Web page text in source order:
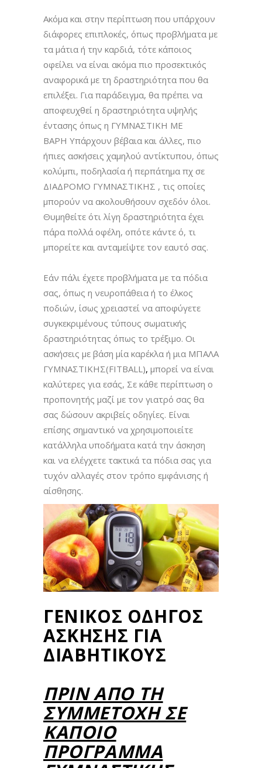
Ακόμα και στην περίπτωση που υπάρχουν
διάφορες επιπλοκές, όπως προβλήματα με
τα μάτια ή την καρδιά, τότε κάποιος
οφείλει να είναι ακόμα πιο προσεκτικός
αναφορικά με τη δραστηριότητα που θα
επιλέξει. Για παράδειγμα, θα πρέπει να
αποφευχθεί η δραστηριότητα υψηλής
έντασης όπως η ΓΥΜΝΑΣΤΙΚΗ ΜΕ
ΒΑΡΗ Υπάρχουν βέβαια και άλλες, πιο
ήπιες ασκήσεις χαμηλού αντίκτυπου, όπως
κολύμπι, ποδηλασία ή περπάτημα πχ σε
ΔΙΑΔΡΟΜΟ ΓΥΜΝΑΣΤΙΚΗΣ , τις οποίες
μπορούν να ακολουθήσουν σχεδόν όλοι.
Θυμηθείτε ότι λίγη δραστηριότητα έχει
πάρα πολλά οφέλη, οπότε κάντε ό, τι
μπορείτε και ανταμείψτε τον εαυτό σας.
Εάν πάλι έχετε προβλήματα με τα πόδια
σας, όπως η νευροπάθεια ή το έλκος
ποδιών, ίσως χρειαστεί να αποφύγετε
συγκεκριμένους τύπους σωματικής
δραστηριότητας όπως το τρέξιμο. Οι
ασκήσεις με βάση μία καρέκλα ή μια ΜΠΑΛΑ
ΓΥΜΝΑΣΤΙΚΗΣ(FITBALL), μπορεί να είναι
καλύτερες για εσάς, Σε κάθε περίπτωση ο
προπονητής μαζί με τον γιατρό σας θα
σας δώσουν ακριβείς οδηγίες. Είναι
επίσης σημαντικό να χρησιμοποιείτε
κατάλληλα υποδήματα κατά την άσκηση
και να ελέγχετε τακτικά τα πόδια σας για
τυχόν αλλαγές στον τρόπο εμφάνισης ή
αίσθησης.
ΓΕΝΙΚΟΣ ΟΔΗΓΟΣ
ΑΣΚΗΣΗΣ ΓΙΑ
ΔΙΑΒΗΤΙΚΟΥΣ
ΠΡΙΝ ΑΠΌ ΤΗ
ΣΥΜΜΕΤΟΧΉ ΣΕ
ΚΆΠΟΙΟ
ΠΡΟΓΡΑΜΜΑ